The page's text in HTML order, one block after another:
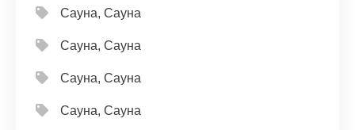
Сауна, Сауна
Сауна, Сауна
Сауна, Сауна
Сауна, Сауна